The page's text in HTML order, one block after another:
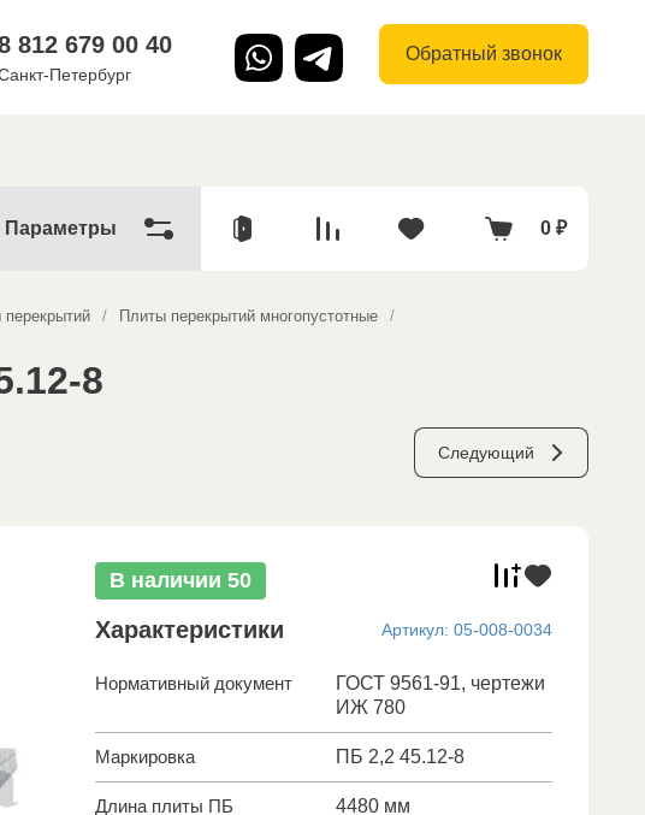
812 679 00 40
Петербург
Обратный звонок
Параметры 0 ₽
/ Плиты перекрытий многопустотные
/
8
Следующий
В наличии 50
Характеристики Артикул: 05-008-0034
Нормативный документ
ГОСТ 9561-91, чертежи
ИЖ 780
Маркировка ПБ 2,2 45.12-8
Длина плиты ПБ 4480 мм